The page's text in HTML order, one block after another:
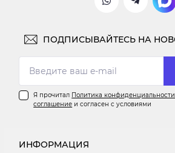
ПОДПИСЫВАЙТЕСЬ НА
Я прочитал Политика
соглашение и согласен с условиями
ИНФОРМАЦИЯ